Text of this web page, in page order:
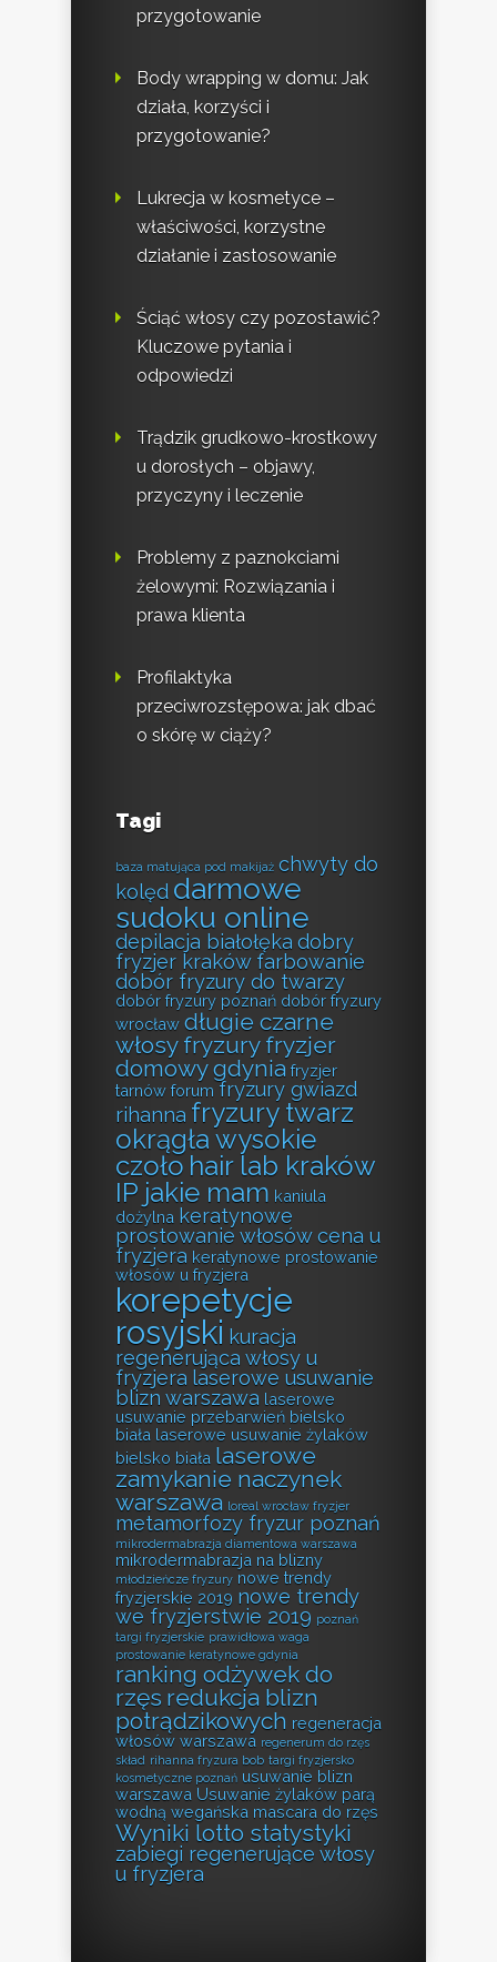
przygotowanie
Body wrapping w domu: Jak
działa, korzyści i
przygotowanie?
Lukrecja w kosmetyce –
właściwości, korzystne
działanie i zastosowanie
Ściąć włosy czy pozostawić?
Kluczowe pytania i
odpowiedzi
Trądzik grudkowo-krostkowy
u dorosłych – objawy,
przyczyny i leczenie
Problemy z paznokciami
żelowymi: Rozwiązania i
prawa klienta
Profilaktyka
przeciwrozstępowa: jak dbać
o skórę w ciąży?
Tagi
baza matująca pod makijaż chwyty do
kolęd darmowe
sudoku online
depilacja białołęka dobry
fryzjer kraków farbowanie
dobór fryzury do twarzy
dobór fryzury poznań dobór fryzury
wrocław długie czarne
włosy fryzury fryzjer
domowy gdynia fryzjer
tarnów forum fryzury gwiazd
rihanna fryzury twarz
okrągła wysokie
czoło hair lab kraków
IP jakie mam kaniula
dożylna keratynowe
prostowanie włosów cena u
fryzjera keratynowe prostowanie
włosów u fryzjera
korepetycje
rosyjski kuracja
regenerująca włosy u
fryzjera laserowe usuwanie
blizn warszawa laserowe
usuwanie przebarwień bielsko
biała laserowe usuwanie żylaków
bielsko biała laserowe
zamykanie naczynek
warszawa
loreal wrocław fryzjer
metamorfozy fryzur poznań
mikrodermabrazja diamentowa warszawa
mikrodermabrazja na blizny
młodzieńcze fryzury nowe trendy
fryzjerskie 2019 nowe trendy
we fryzjerstwie 2019 poznań
targi fryzjerskie prawidłowa waga
prostowanie keratynowe gdynia
ranking odżywek do
rzęs redukcja blizn
potrądzikowych regeneracja
włosów warszawa regenerum do rzęs
skład rihanna fryzura bob targi fryzjersko
kosmetyczne poznań usuwanie blizn
warszawa Usuwanie żylaków parą
wodną wegańska mascara do rzęs
Wyniki lotto statystyki
zabiegi regenerujące włosy
u fryzjera